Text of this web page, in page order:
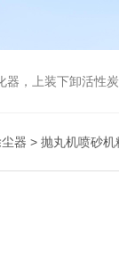
性炭吸附箱，打磨除尘
尘器 > 抛丸机喷砂